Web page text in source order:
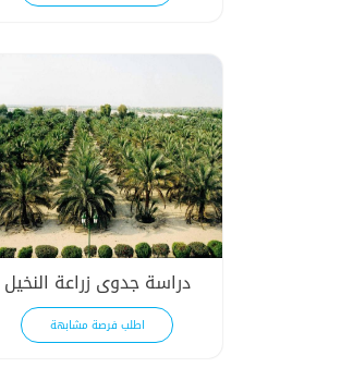
دراسة جدوى زراعة النخيل
اطلب فرصة مشابهة